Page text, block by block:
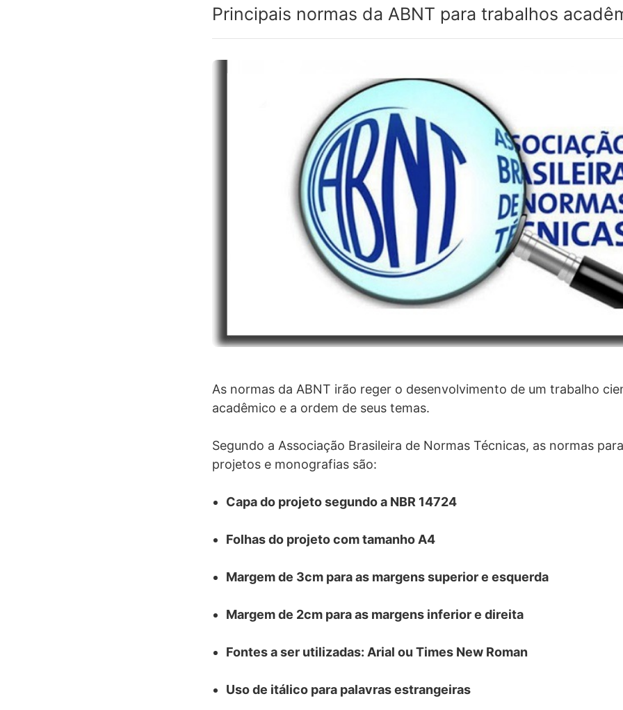
Principais normas da ABNT para trabalhos
As normas da ABNT irão reger o desenvolvimento de um trabalho
acadêmico e a ordem de seus temas.
Segundo a Associação Brasileira de Normas Técnicas, as normas
projetos e monografias são:
Capa do projeto segundo a NBR 14724
Folhas do projeto com tamanho A4
Margem de 3cm para as margens superior e esquerda
Margem de 2cm para as margens inferior e direita
Fontes a ser utilizadas: Arial ou Times New Roman
Uso de itálico para palavras estrangeiras